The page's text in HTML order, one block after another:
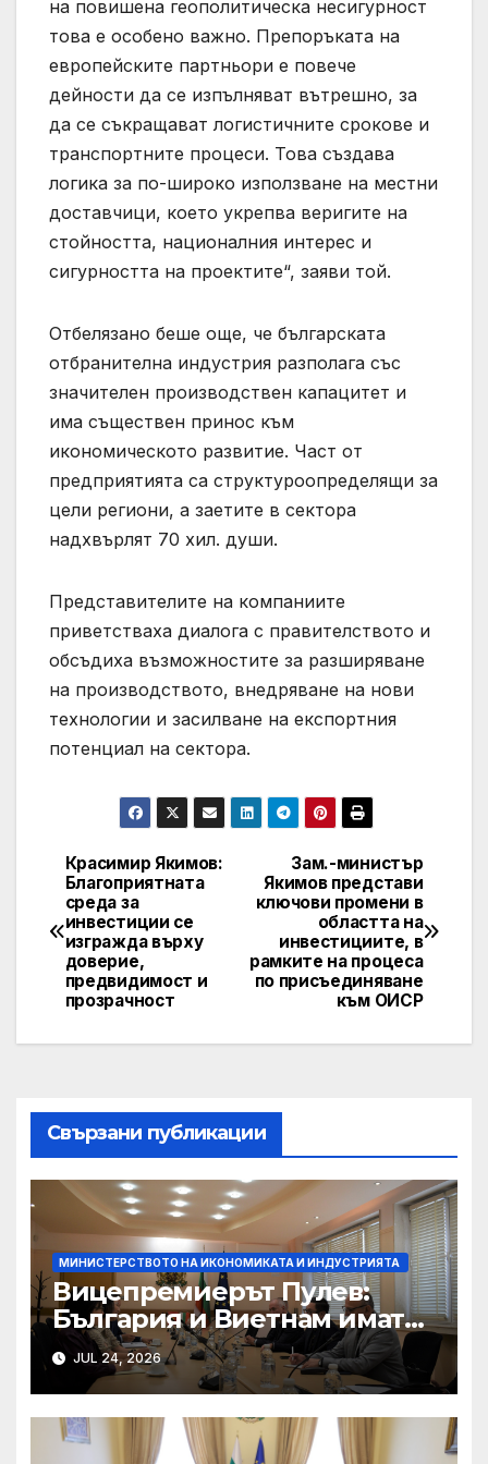
на повишена геополитическа несигурност
това е особено важно. Препоръката на
европейските партньори е повече
дейности да се изпълняват вътрешно, за
да се съкращават логистичните срокове и
транспортните процеси. Това създава
логика за по-широко използване на местни
доставчици, което укрепва веригите на
стойността, националния интерес и
сигурността на проектите“, заяви той.
Отбелязано беше още, че българската
отбранителна индустрия разполага със
значителен производствен капацитет и
има съществен принос към
икономическото развитие. Част от
предприятията са структуроопределящи за
цели региони, а заетите в сектора
надхвърлят 70 хил. души.
Представителите на компаниите
приветстваха диалога с правителството и
обсъдиха възможностите за разширяване
на производството, внедряване на нови
технологии и засилване на експортния
потенциал на сектора.
Post
navigation
Зам.-министър
Якимов представи
ключови промени в
областта на
инвестициите, в
рамките на процеса
по присъединяване
към ОИСР
Красимир Якимов:
Благоприятната
среда за
инвестиции се
изгражда върху
доверие,
предвидимост и
прозрачност
Свързани публикации
МИНИСТЕРСТВОТО НА ИКОНОМИКАТА И ИНДУСТРИЯТА
Вицепремиерът Пулев:
България и Виетнам имат
голям потенциал за
разширяване на
индустриалното и
инвестиционното
сътрудничество
JUL 24, 2026